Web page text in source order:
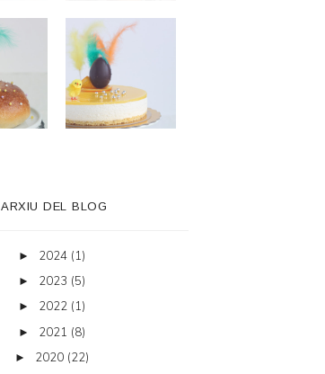
ARXIU DEL BLOG
► 2024 (1)
► 2023 (5)
► 2022 (1)
► 2021 (8)
► 2020 (22)